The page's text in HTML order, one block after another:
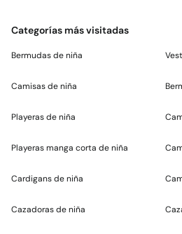
Categorías más visitadas
Bermudas de niña
Camisas de niña
Playeras de niña
Playeras manga corta de niña
Cardigans de niña
Cazadoras de niña